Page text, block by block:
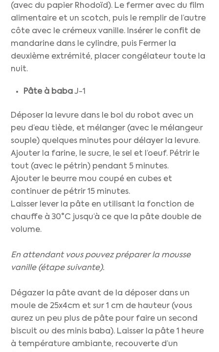
(avec du papier Rhodoïd). Le fermer avec du film
alimentaire et un scotch, puis le remplir de l’autre
côte avec le crémeux vanille. Insérer le confit de
mandarine dans le cylindre, puis Fermer la
deuxième extrémité, placer congélateur toute la
nuit.
Pâte à babaJ-1
Déposer la levure dans le bol du robot avec un
peu d’eau tiède, et mélanger (avec le mélangeur
souple) quelques minutes pour délayer la levure.
Ajouter la farine, le sucre, le sel et l’oeuf. Pétrir le
tout (avec le pétrin) pendant 5 minutes.
Ajouter le beurre mou coupé en cubes et
continuer de pétrir 15 minutes.
Laisser lever la pâte en utilisant la fonction de
chauffe à 30°C jusqu’à ce que la pâte double de
volume.
En attendant vous pouvez préparer la mousse
vanille (étape suivante).
Dégazer la pâte avant de la déposer dans un
moule de 25x4cm et sur 1 cm de hauteur (vous
aurez un peu plus de pâte pour faire un second
biscuit ou des minis baba). Laisser la pâte 1 heure
à température ambiante, recouverte d’un